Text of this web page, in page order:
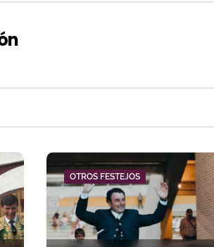
OTROS FESTEJOS